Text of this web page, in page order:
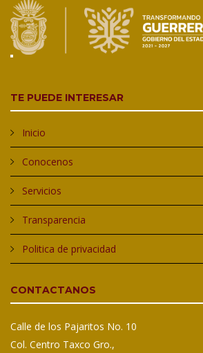
28 27
TE PUEDE INTERESAR
Inicio
Conocenos
Servicios
Transparencia
Politica de privacidad
CONTACTANOS
Calle de los Pajaritos No. 10
Col. Centro Taxco Gro.,